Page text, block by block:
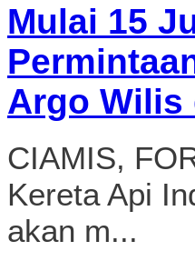
Mulai 15
Argo Wilis
CIAMIS,
Kereta Api
akan m...